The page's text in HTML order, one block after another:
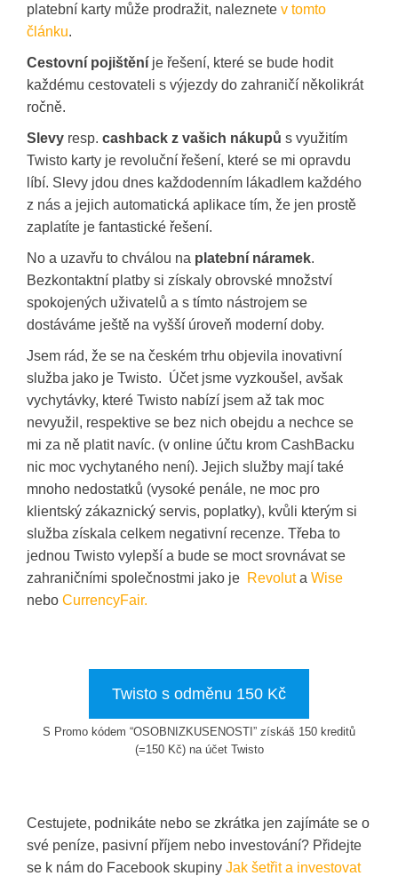
platební karty může prodražit, naleznete v tomto
článku.
Cestovní pojištění je řešení, které se bude hodit
každému cestovateli s výjezdy do zahraničí několikrát
ročně.
Slevy resp. cashback z vašich nákupů s využitím
Twisto karty je revoluční řešení, které se mi opravdu
líbí. Slevy jdou dnes každodenním lákadlem každého
z nás a jejich automatická aplikace tím, že jen prostě
zaplatíte je fantastické řešení.
No a uzavřu to chválou na platební náramek.
Bezkontaktní platby si získaly obrovské množství
spokojených uživatelů a s tímto nástrojem se
dostáváme ještě na vyšší úroveň moderní doby.
Jsem rád, že se na českém trhu objevila inovativní
služba jako je Twisto. Účet jsme vyzkoušel, avšak
vychytávky, které Twisto nabízí jsem až tak moc
nevyužil, respektive se bez nich obejdu a nechce se
mi za ně platit navíc. (v online účtu krom CashBacku
nic moc vychytaného není). Jejich služby mají také
mnoho nedostatků (vysoké penále, ne moc pro
klientský zákaznický servis, poplatky), kvůli kterým si
služba získala celkem negativní recenze. Třeba to
jednou Twisto vylepší a bude se moct srovnávat se
zahraničními společnostmi jako je Revoluta Wise
nebo CurrencyFair.
Twisto s odměnu 150 Kč
S Promo kódem “OSOBNIZKUSENOSTI” získáš 150 kreditů
(=150 Kč) na účet Twisto
Cestujete, podnikáte nebo se zkrátka jen zajímáte se o
své peníze, pasivní příjem nebo investování? Přidejte
se k nám do Facebook skupiny Jak šetřit a investovat